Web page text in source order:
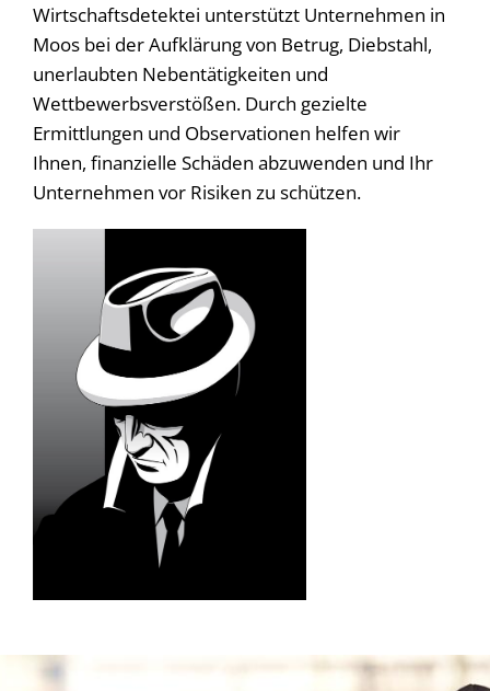
Wirtschaftsdetektei unterstützt Unternehmen in
Moos bei der Aufklärung von Betrug, Diebstahl,
unerlaubten Nebentätigkeiten und
Wettbewerbsverstößen. Durch gezielte
Ermittlungen und Observationen helfen wir
Ihnen, finanzielle Schäden abzuwenden und Ihr
Unternehmen vor Risiken zu schützen.